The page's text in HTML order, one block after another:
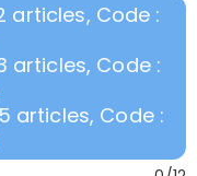
articles, Code :
articles, Code :
articles, Code :